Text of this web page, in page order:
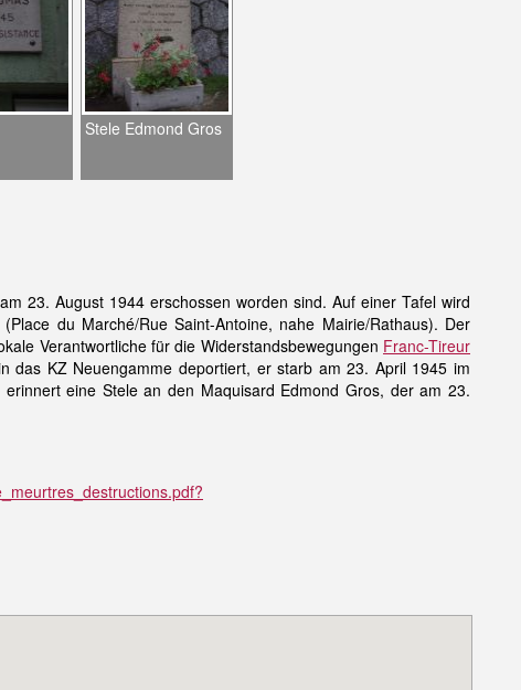
Stele Edmond Gros
23. August 1944 erschossen worden sind. Auf einer Tafel wird
du Marché/Rue Saint-Antoine, nahe Mairie/Rathaus). Der
Verantwortliche für die Widerstandsbewegungen Franc-Tireur
das KZ Neuengamme deportiert, er starb am 23. April 1945 im
eine Stele an den Maquisard Edmond Gros, der am 23.